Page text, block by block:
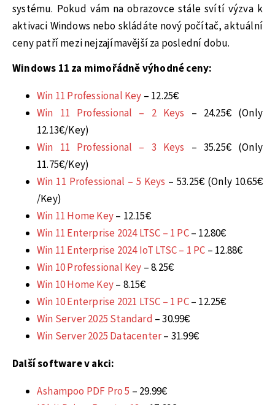
systému. Pokud vám na obrazovce stále svítí výzva k
aktivaci Windows nebo skládáte nový počítač, aktuální
ceny patří mezi nejzajímavější za poslední dobu.
Windows 11 za mimořádně výhodné ceny:
Win 11 Professional Key – 12.25€
Win 11 Professional – 2 Keys – 24.25€ (Only
12.13€/Key)
Win 11 Professional – 3 Keys – 35.25€ (Only
11.75€/Key)
Win 11 Professional – 5 Keys – 53.25€ (Only 10.65€
/Key)
Win 11 Home Key– 12.15€
Win 11 Enterprise 2024 LTSC – 1 PC– 12.80€
Win 11 Enterprise 2024 IoT LTSC – 1 PC – 12.88€
Win 10 Professional Key – 8.25€
Win 10 Home Key– 8.15€
Win 10 Enterprise 2021 LTSC – 1 PC– 12.25€
Win Server 2025 Standard – 30.99€
Win Server 2025 Datacenter– 31.99€
Další software v akci:
Ashampoo PDF Pro 5 – 29.99€